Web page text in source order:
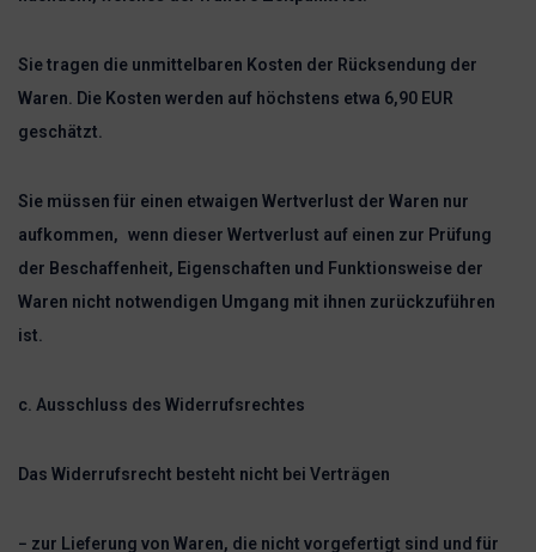
Sie tragen die unmittelbaren Kosten der Rücksendung der
Waren. Die Kosten werden auf höchstens etwa 6,90 EUR
geschätzt.
Sie müssen für einen etwaigen Wertverlust der Waren nur
aufkommen, wenn dieser Wertverlust auf einen zur Prüfung
der Beschaffenheit, Eigenschaften und Funktionsweise der
Waren nicht notwendigen Umgang mit ihnen zurückzuführen
ist.
c. Ausschluss des Widerrufsrechtes
Das Widerrufsrecht besteht nicht bei Verträgen
− zur Lieferung von Waren, die nicht vorgefertigt sind und für